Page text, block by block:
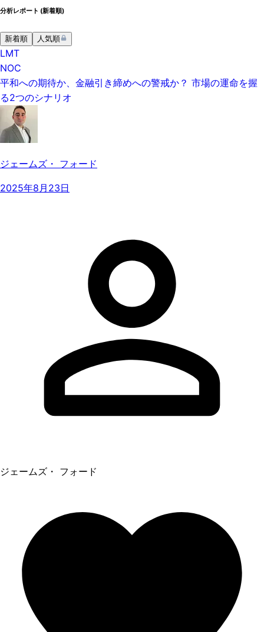
分析レポート (新着順)
新着順 人気順
LMT
NOC
平和への期待か、金融引き締めへの警戒か？ 市場の運命を握
る2つのシナリオ
ジェームズ・ フォード
2025年8月23日
ジェームズ・ フォード